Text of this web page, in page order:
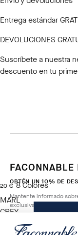
Entrega estándar
DEVOLUCIONES
Suscríbete a nuestra
descuento en tu
20 €
precio actual 20 €
8Colores
MARL
GREY
FACONNABLE
OBTÉN UN 10% DE
Mantente informado
exclusivas.
Correo electrónico*